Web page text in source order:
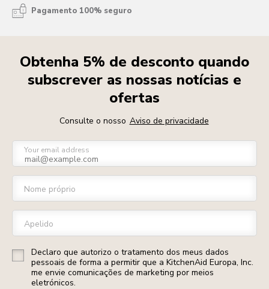
Pagamento 100% seguro
Obtenha 5% de desconto quando
subscrever as nossas notícias e
ofertas
Consulte o nosso Aviso de privacidade
Your email address
Nome próprio
Apelido
Declaro que autorizo o tratamento dos meus dados
pessoais de forma a permitir que a KitchenAid Europa, Inc.
me envie comunicações de marketing por meios
eletrónicos.